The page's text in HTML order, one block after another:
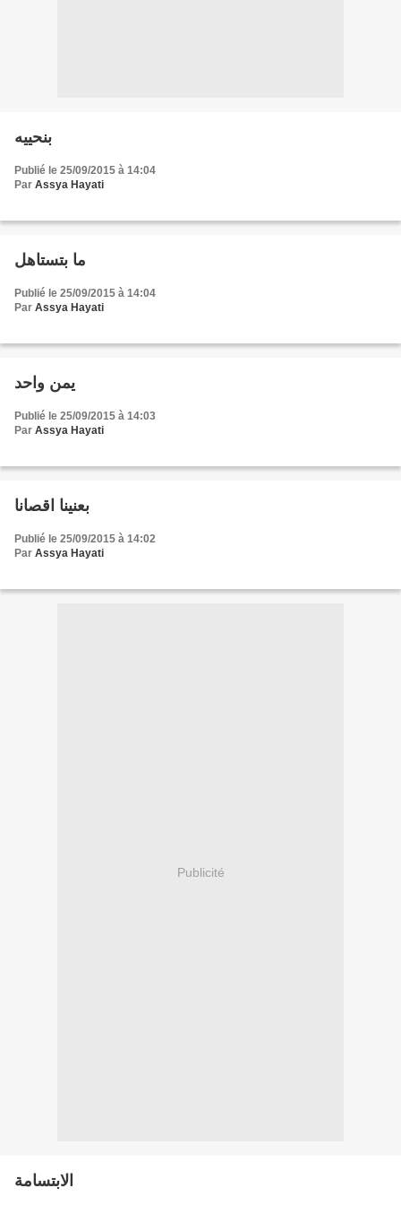
بنحييه
Publié le 25/09/2015 à 14:04
Par Assya Hayati
ما بتستاهل
Publié le 25/09/2015 à 14:04
Par Assya Hayati
يمن واحد
Publié le 25/09/2015 à 14:03
Par Assya Hayati
بعنينا اقصانا
Publié le 25/09/2015 à 14:02
Par Assya Hayati
Publicité
الابتسامة